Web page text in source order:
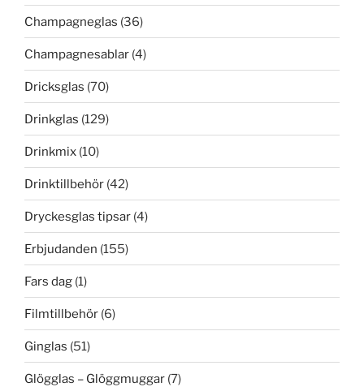
Champagneglas (36)
Champagnesablar (4)
Dricksglas (70)
Drinkglas (129)
Drinkmix (10)
Drinktillbehör (42)
Dryckesglas tipsar (4)
Erbjudanden (155)
Fars dag (1)
Filmtillbehör (6)
Ginglas (51)
Glögglas – Glöggmuggar (7)